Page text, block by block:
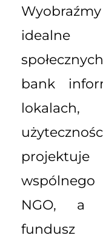
idealne
bank
NGO, a